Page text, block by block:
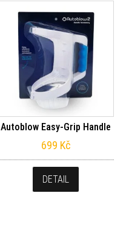
Autoblow Easy-Grip Handle
699 Kč
DETAIL